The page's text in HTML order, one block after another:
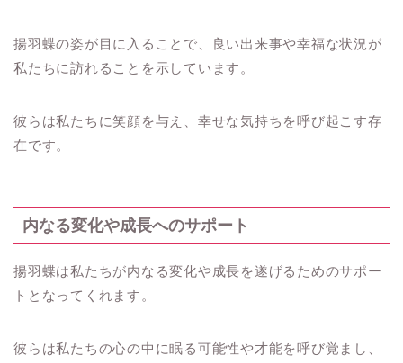
揚羽蝶の姿が目に入ることで、良い出来事や幸福な状況が
私たちに訪れることを示しています。
彼らは私たちに笑顔を与え、幸せな気持ちを呼び起こす存
在です。
内なる変化や成長へのサポート
揚羽蝶は私たちが内なる変化や成長を遂げるためのサポー
トとなってくれます。
彼らは私たちの心の中に眠る可能性や才能を呼び覚まし、